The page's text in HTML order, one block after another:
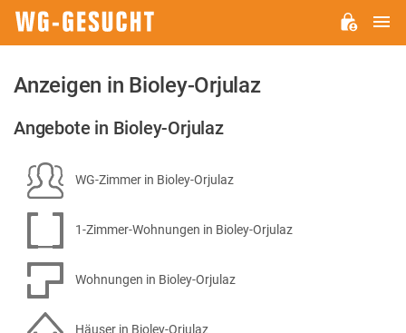
Anzeigen in Bioley-Orjulaz
Angebote in Bioley-Orjulaz
WG-Zimmer in Bioley-Orjulaz
1-Zimmer-Wohnungen in Bioley-Orjulaz
Wohnungen in Bioley-Orjulaz
Häuser in Bioley-Orjulaz